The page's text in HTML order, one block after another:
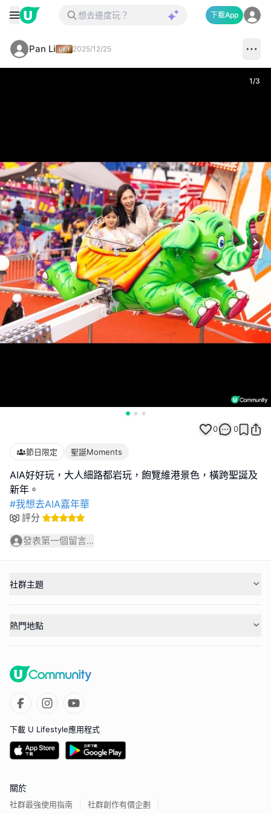
下載App
Pan Li 2025/12/25
1/3
0 0
節日限定 聖誕Moments
AIA好好玩，大人細路都岩玩，飽覽維港景色，橫跨聖誕及
#我想去AIA嘉年華
評分
發表第一個留言...
社群主題
熱門地點
下載 U Lifestyle應用程式
關於
社群最強使用指南 社群創作有價企劃